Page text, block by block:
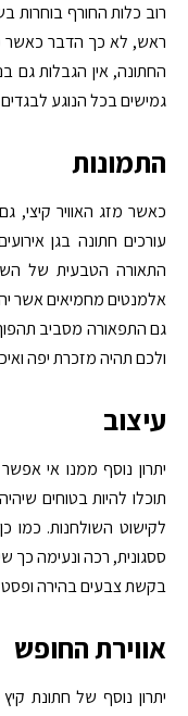
רוב כלות החורף
ראש, לא כך הדבר כאשר
החתונה, אין הגבלות גם
גמישים בכל הנוגע
התמונות
כאשר מזג האוויר קיצי,
עורכים חתונה בגן
התאורה הטבעית של
אלמנטים מחמיאים אשר
גם התפאורה מסביב
ולכם תהיה מזכרת יפה
עיצוב
יתרון נוסף ממנו אי
תוכלו להיות בטוחים
לקישוט השולחנות. כמו
ססגונית, רכה ונעימה כך
בקשת צבעים בהירה
אווירת החופש
יתרון נוסף של חתונת קיץ